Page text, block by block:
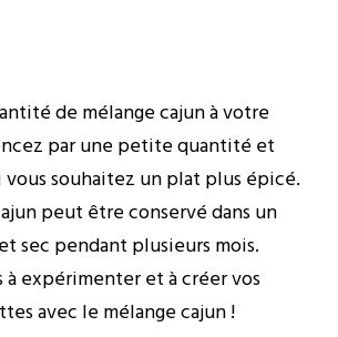
de mélange cajun à votre
par une petite quantité et
vous souhaitez un plat plus épicé.
peut être conservé dans un
sec pendant plusieurs mois.
à expérimenter et à créer vos
avec le mélange cajun !